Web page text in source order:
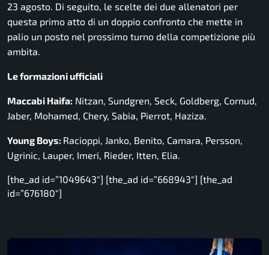
23 agosto. Di seguito, le scelte dei due allenatori per
questa primo atto di un doppio confronto che mette in
palio un posto nel prossimo turno della competizione più
ambita.
Le formazioni ufficiali
Maccabi Haifa: Nitzan, Sundgren, Seck, Goldberg, Cornud,
Jaber, Mohamed, Chery, Sabia, Pierrot, Haziza.
Young Boys: Racioppi, Janko, Benito, Camara, Persson,
Ugrinic, Lauper, Imeri, Rieder, Itten, Elia.
[the_ad id=”1049643″] [the_ad id=”668943″] [the_ad
id=”676180″]